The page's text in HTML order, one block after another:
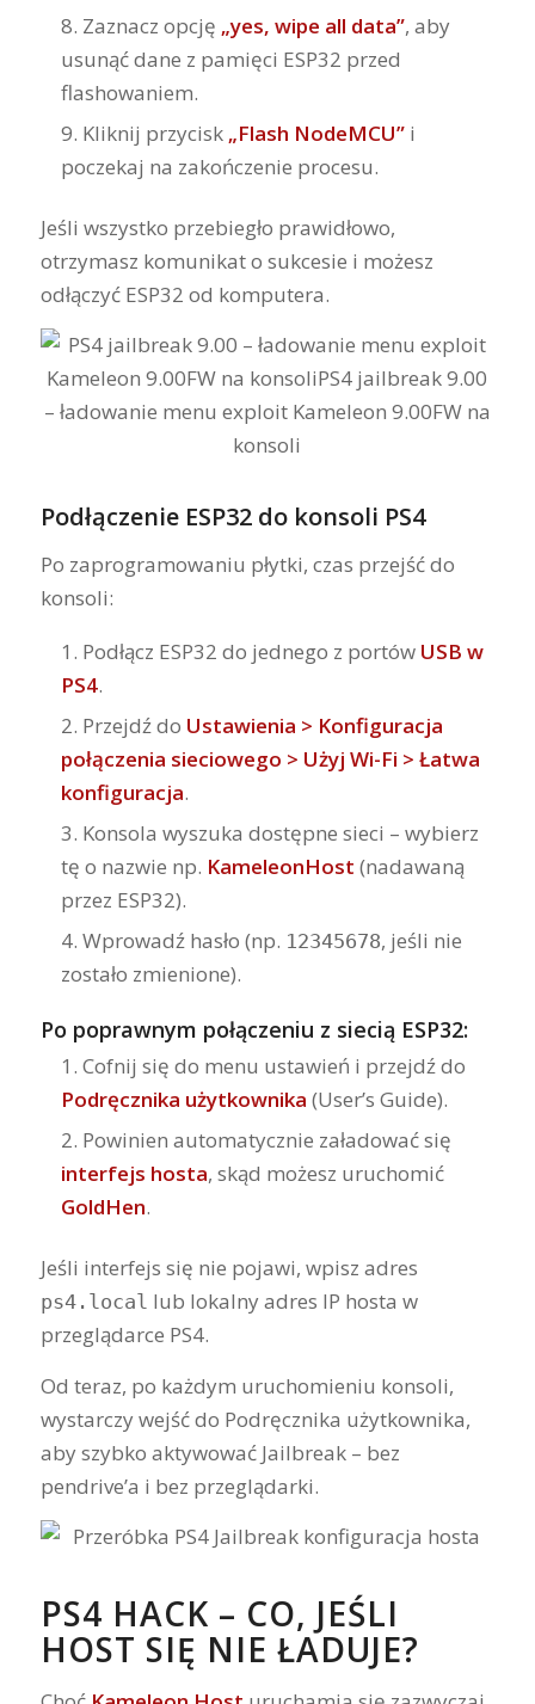
Zaznacz opcję „yes, wipe all data”, aby
usunąć dane z pamięci ESP32 przed
flashowaniem.
Kliknij przycisk „Flash NodeMCU”i
poczekaj na zakończenie procesu.
Jeśli wszystko przebiegło prawidłowo,
otrzymasz komunikat o sukcesie i możesz
odłączyć ESP32 od komputera.
Podłączenie ESP32 do konsoli PS4
Po zaprogramowaniu płytki, czas przejść do
konsoli:
Podłącz ESP32 do jednego z portów USB w
PS4.
Przejdź do Ustawienia > Konfiguracja
połączenia sieciowego > Użyj Wi-Fi > Łatwa
konfiguracja.
Konsola wyszuka dostępne sieci – wybierz
tę o nazwie np. KameleonHost (nadawaną
przez ESP32).
Wprowadź hasło (np. 12345678, jeśli nie
zostało zmienione).
Po poprawnym połączeniu z siecią ESP32:
Cofnij się do menu ustawień i przejdź do
Podręcznika użytkownika (User’s Guide).
Powinien automatycznie załadować się
interfejs hosta, skąd możesz uruchomić
GoldHen.
Jeśli interfejs się nie pojawi, wpisz adres
ps4.local lub lokalny adres IP hosta w
przeglądarce PS4.
Od teraz, po każdym uruchomieniu konsoli,
wystarczy wejść do Podręcznika użytkownika,
aby szybko aktywować Jailbreak – bez
pendrive’a i bez przeglądarki.
PS4 HACK – CO, JEŚLI
HOST SIĘ NIE ŁADUJE?